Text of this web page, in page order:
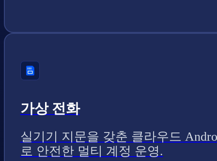
가상 전화
실기기 지문을 갖춘 클라우드
로 안전한 멀티 계정 운영.